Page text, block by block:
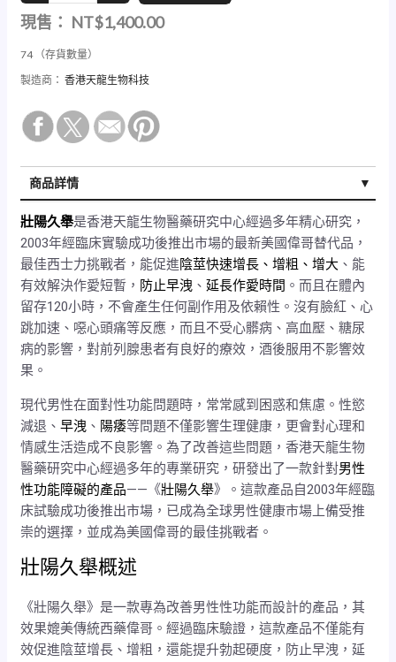
現售： NT$1,400.00
74（存貨數量）
製造商：香港天龍生物科技
商品詳情
商品規格
壯陽久舉是香港天龍生物醫藥研究中心經過多年精心研究，
2003年經臨床實驗成功後推出市場的最新美國偉哥替代品，
最佳西士力挑戰​​者，能促進陰莖快速增長、增粗、增大 、能
有效解決作愛短暫， 防止早洩 、延長作愛時間 。而且在體內
留存120小時，不會產生任何副作用及依賴性。沒有臉紅、心
跳加速、噁心頭痛等反應，而且不受心髒病、高血壓、糖尿
病的影響，對前列腺患者有良好的療效，酒後服用不影響效
果。
現代男性在面對性功能問題時，常常感到困惑和焦慮。性慾
減退、早洩 、 陽痿等問題不僅影響生理健康，更會對心理和
情感生活造成不良影響。為了改善這些問題，香港天龍生物
醫藥研究中心經過多年的專業研究，研發出了一款針對男性
性功能障礙的產品——《壯陽久舉》。這款產品自2003年經臨
床試驗成功後推出市場，已成為全球男性健康市場上備受推
崇的選擇，並成為美國偉哥的最佳挑戰者。
壯陽久舉概述
《壯陽久舉》是一款專為改善男性性功能而設計的產品，其
效果媲美傳統西藥偉哥。經過臨床驗證，這款產品不僅能有
效促進陰莖增長、增粗，還能提升勃起硬度，防止早洩，延